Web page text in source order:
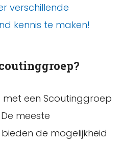
verschillende
kennis te maken!
een Scoutinggroep
meeste
de mogelijkheid